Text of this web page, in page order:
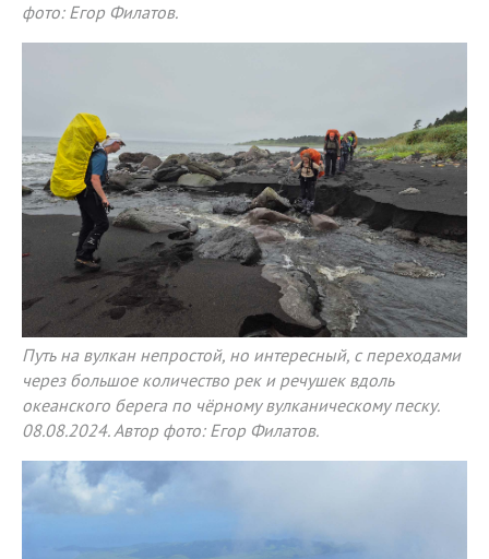
фото: Егор Филатов.
Путь на вулкан непростой, но интересный, с переходами
через большое количество рек и речушек вдоль
океанского берега по чёрному вулканическому песку.
08.08.2024. Автор фото: Егор Филатов.